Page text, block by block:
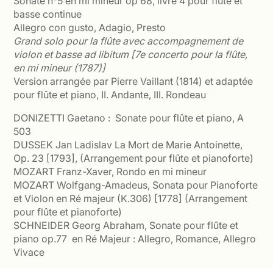
basse continue
Allegro con gusto, Adagio, Presto
Grand solo pour la flûte avec accompagnement de
violon et basse ad libitum [7e concerto pour la flûte,
en mi mineur (1787)]
Version arrangée par Pierre Vaillant (1814) et adaptée
pour flûte et piano, II. Andante, III. Rondeau
DONIZETTI Gaetano : Sonate pour flûte et piano, A
503
DUSSEK Jan Ladislav La Mort de Marie Antoinette,
Op. 23 [1793], (Arrangement pour flûte et pianoforte)
MOZART Franz-Xaver, Rondo en mi mineur
MOZART Wolfgang-Amadeus, Sonata pour Pianoforte
et Violon en Ré majeur (K.306) [1778] (Arrangement
pour flûte et pianoforte)
SCHNEIDER Georg Abraham, Sonate pour flûte et
piano op.77 en Ré Majeur : Allegro, Romance, Allegro
Vivace